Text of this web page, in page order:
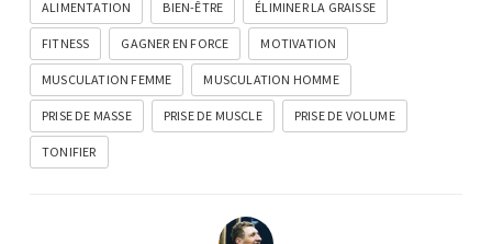
ALIMENTATION BIEN-ÊTRE ÉLIMINER LA GRAISSE
FITNESS GAGNER EN FORCE MOTIVATION
MUSCULATION FEMME MUSCULATION HOMME
PRISE DE MASSE PRISE DE MUSCLE PRISE DE VOLUME
TONIFIER